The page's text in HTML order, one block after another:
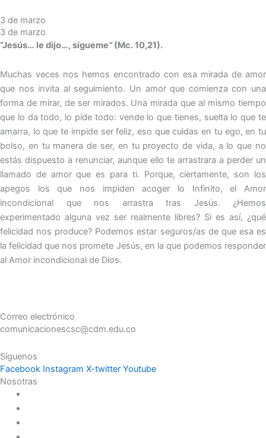
3 de marzo
3 de marzo
“Jesús… le dijo…, sígueme”(Mc. 10,21).
Muchas veces nos hemos encontrado con esa mirada de amor
que nos invita al seguimiento. Un amor que comienza con una
forma de mirar, de ser mirados. Una mirada que al mismo tiempo
que lo da todo, lo pide todo: vende lo que tienes, suelta lo que te
amarra, lo que te impide ser feliz, eso que cuidas en tu ego, en tu
bolso, en tu manera de ser, en tu proyecto de vida, a lo que no
estás dispuesto a renunciar, aunque ello te arrastrara a perder un
llamado de amor que es para ti. Porque, ciertamente, son los
apegos los que nos impiden acoger lo Infinito, el Amor
incondicional que nos arrastra tras Jesús. ¿Hemos
experimentado alguna vez ser realmente libres? Si es así, ¿qué
felicidad nos produce? Podemos estar seguros/as de que esa es
la felicidad que nos promete Jesús, en la que podemos responder
al Amor incondicional de Dios.
Correo electrónico
comunicacionescsc@cdm.edu.co
Síguenos
Facebook Instagram X-twitter Youtube
Nosotras